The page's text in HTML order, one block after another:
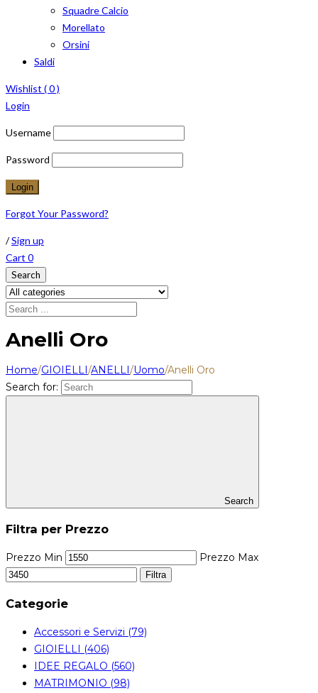
Squadre Calcio
Morellato
Orsini
Saldi
Wishlist (0)
Login
Username
Password
Forgot Your Password?
/Sign up
Cart 0
Search
Anelli Oro
Home/GIOIELLI/ANELLI/Uomo/Anelli Oro
Search for:
Search
Filtra per Prezzo
Prezzo Min Prezzo Max
Filtra
Categorie
Accessori e Servizi (79)
GIOIELLI (406)
IDEE REGALO (560)
MATRIMONIO (98)